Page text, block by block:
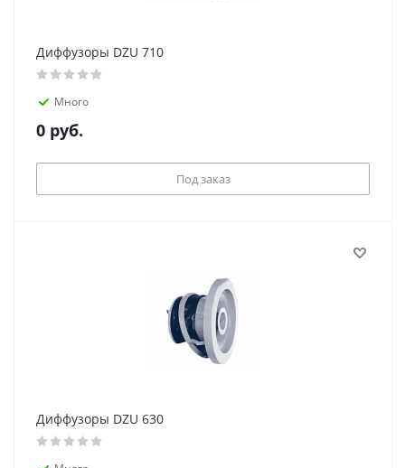
Диффузоры DZU 710
Много
0 руб.
Под заказ
Диффузоры DZU 630